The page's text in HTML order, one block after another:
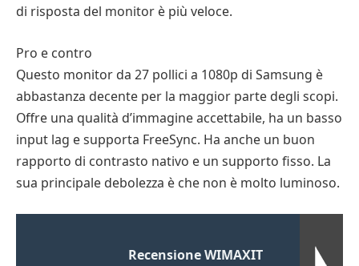
di risposta del monitor è più veloce.
Pro e contro
Questo monitor da 27 pollici a 1080p di Samsung è
abbastanza decente per la maggior parte degli scopi.
Offre una qualità d’immagine accettabile, ha un basso
input lag e supporta FreeSync. Ha anche un buon
rapporto di contrasto nativo e un supporto fisso. La
sua principale debolezza è che non è molto luminoso.
Recensione WIMAXIT